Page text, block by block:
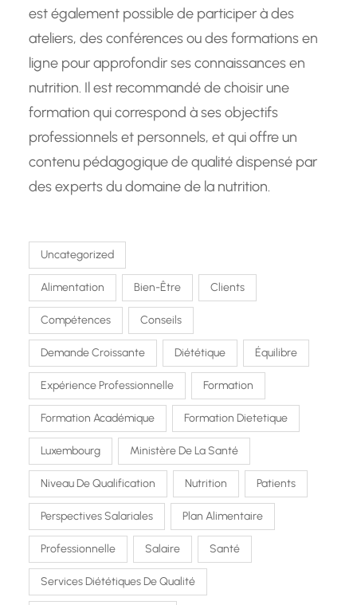
est également possible de participer à des
ateliers, des conférences ou des formations en
ligne pour approfondir ses connaissances en
nutrition. Il est recommandé de choisir une
formation qui correspond à ses objectifs
professionnels et personnels, et qui offre un
contenu pédagogique de qualité dispensé par
des experts du domaine de la nutrition.
Uncategorized
Alimentation Bien-Être Clients
Compétences Conseils
Demande Croissante Diététique Équilibre
Expérience Professionnelle Formation
Formation Académique Formation Dietetique
Luxembourg Ministère De La Santé
Niveau De Qualification Nutrition Patients
Perspectives Salariales Plan Alimentaire
Professionnelle Salaire Santé
Services Diététiques De Qualité